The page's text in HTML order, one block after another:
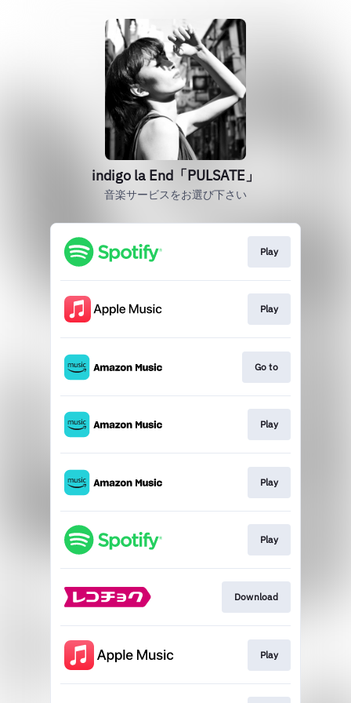
indigo la End「PULSATE」
音楽サービスをお選び下さい
Play
Play
Go to
Play
Play
Play
Download
Play